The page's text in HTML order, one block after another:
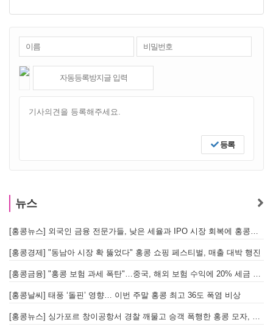
등록
뉴스
[홍콩경제] "동남아 시장 확 뚫었다" 홍콩 쇼핑 페스티벌, 매출 대박 행진
[홍콩날씨] 태풍 ‘돌핀’ 영향… 이번 주말 홍콩 최고 36도 폭염 비상